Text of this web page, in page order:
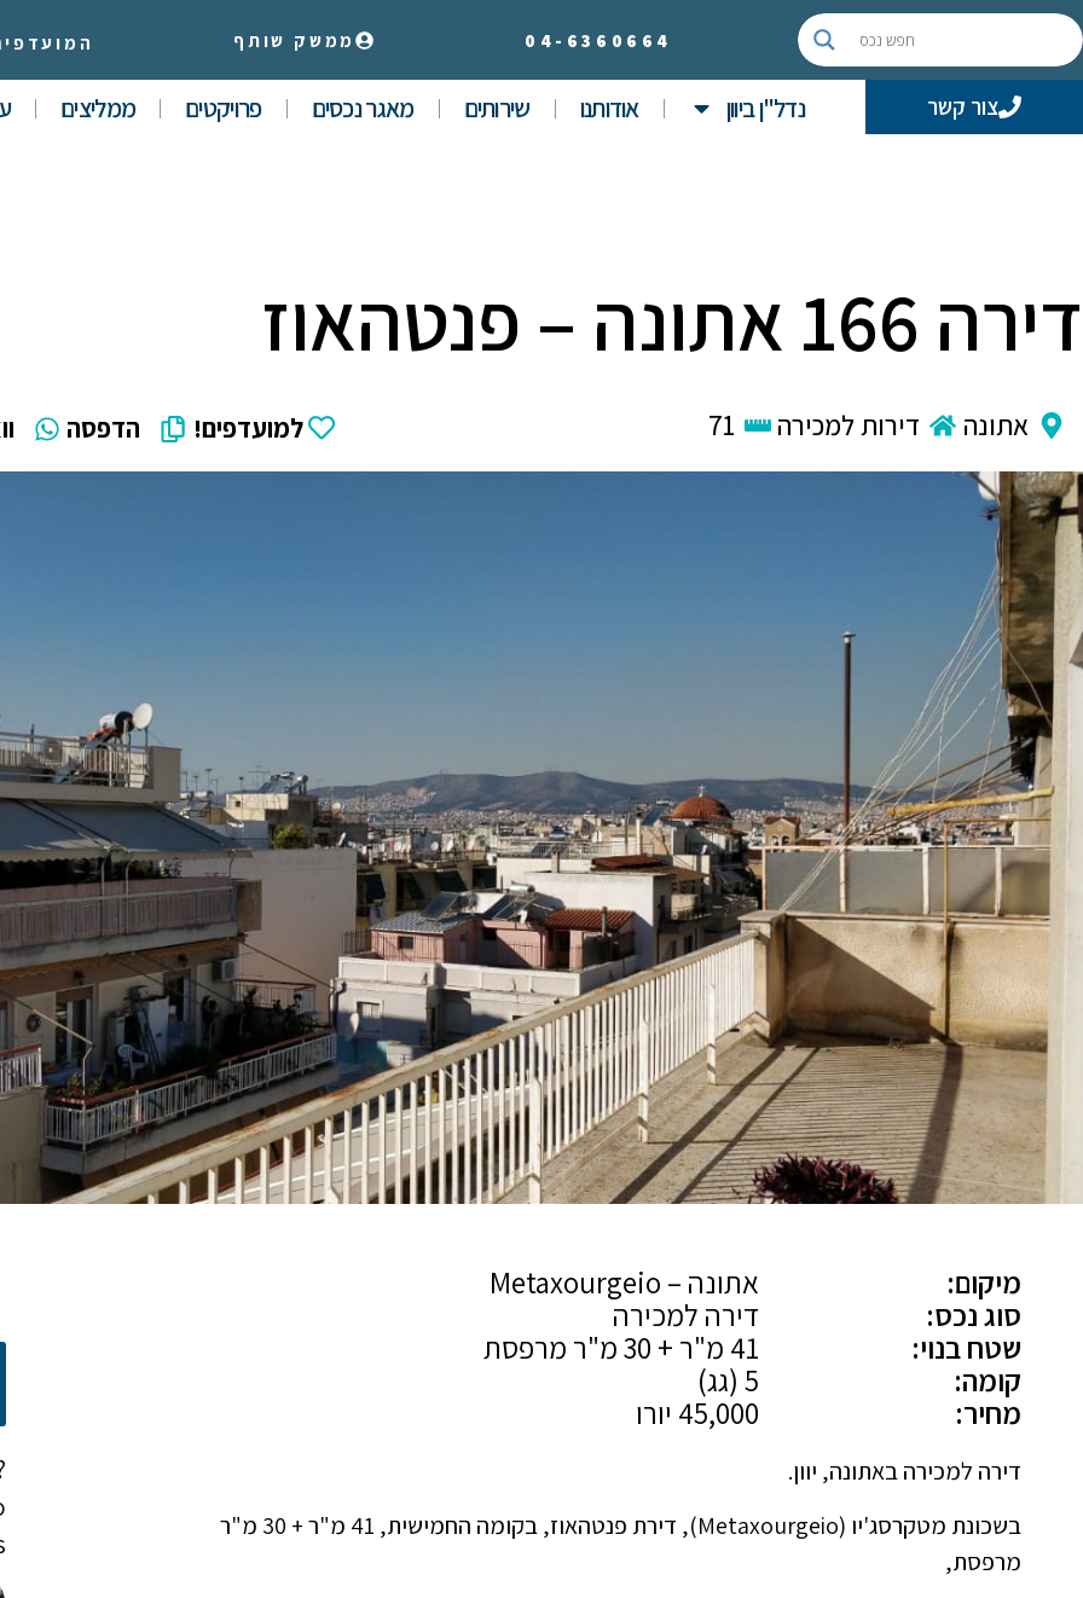
04- 6360664 ממשק שותף
צור קשר נדל"ן ביוון אודותנו שירותים מאגר נכסים פרויקטים ממליצים
דירה 166 אתונה – פנטהאוז
אתונה דירות למכירה 71 למועדפים! הדפסה
מיקום:
אתונה – Metaxourgeio
סוג נכס:
דירה למכירה
שטח בנוי:
קומה:
מחיר:
דירה למכירה באתונה, יוון.
בשכונת מטקרסג'יו (Metaxourgeio‏), דירת פנטהאוז, בקומה החמישית, 41 מ"ר + 30 מ"ר
מרפסת,